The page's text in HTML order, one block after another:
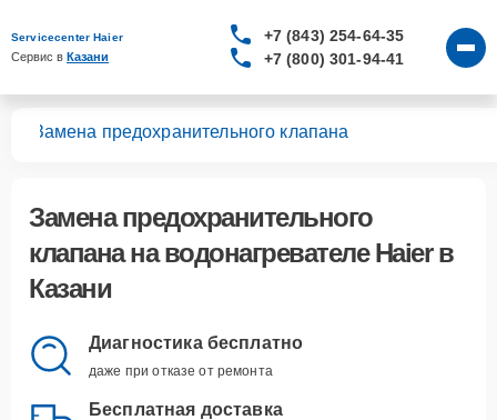
Servicecenter Haier
Сервис в Казани
+7 (843) 254-64-35
+7 (800) 301-94-41
Замена предохранительного клапана
Замена предохранительного
клапанана водонагревателе Haier в
Казани
Диагностика бесплатно
даже при отказе от ремонта
Бесплатная доставка